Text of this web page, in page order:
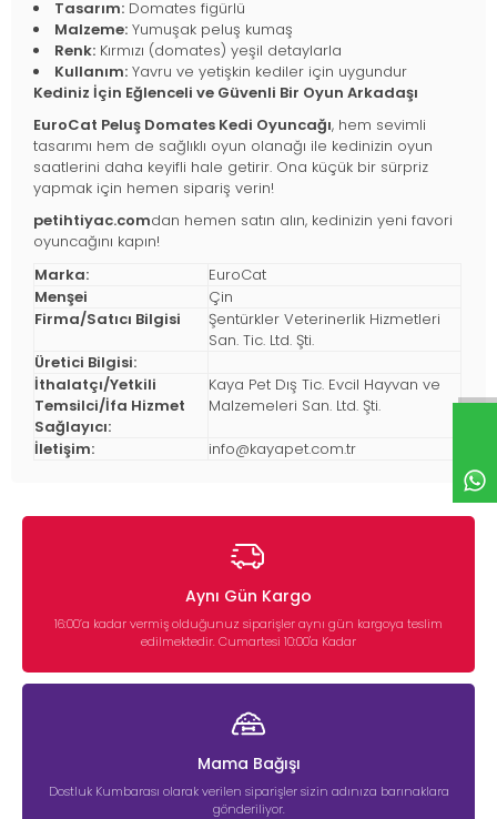
Tasarım: Domates figürlü
Malzeme: Yumuşak peluş kumaş
Renk: Kırmızı (domates) yeşil detaylarla
Kullanım: Yavru ve yetişkin kediler için uygundur
Kediniz İçin Eğlenceli ve Güvenli Bir Oyun Arkadaşı
EuroCat Peluş Domates Kedi Oyuncağı, hem sevimli
tasarımı hem de sağlıklı oyun olanağı ile kedinizin oyun
saatlerini daha keyifli hale getirir. Ona küçük bir sürpriz
yapmak için hemen sipariş verin!
petihtiyac.comdan hemen satın alın, kedinizin yeni favori
oyuncağını kapın!
Marka:
EuroCat
Menşei
Çin
Firma/Satıcı Bilgisi
Şentürkler Veterinerlik Hizmetleri
San. Tic. Ltd. Şti.
Üretici Bilgisi:
İthalatçı/Yetkili
Temsilci/İfa Hizmet
Sağlayıcı:
Kaya Pet Dış Tic. Evcil Hayvan ve
Malzemeleri San. Ltd. Şti.
İletişim: info@kayapet.com.tr
Aynı Gün Kargo
16:00’a kadar vermiş olduğunuz siparişler aynı gün kargoya teslim
edilmektedir. Cumartesi 10:00'a Kadar
Mama Bağışı
Dostluk Kumbarası olarak verilen siparişler sizin adınıza barınaklara
gönderiliyor.